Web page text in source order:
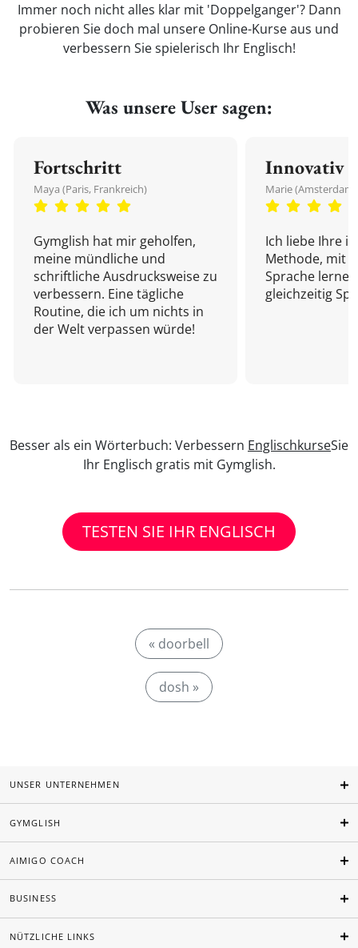
Immer noch nicht alles klar mit 'Doppelganger'? Dann
probieren Sie doch mal unsere Online-Kurse aus und
verbessern Sie spielerisch Ihr Englisch!
Was unsere User sagen:
Fortschritt
Maya (Paris, Frankreich)
Gymglish hat mir geholfen,
meine mündliche und
schriftliche Ausdrucksweise zu
verbessern. Eine tägliche
Routine, die ich um nichts in
der Welt verpassen würde!
Innovativ
Marie
Ich liebe Ihre
Methode, mit
Sprache
gleichzeitig
Besser als ein Wörterbuch: Verbessern EnglischkurseSie
Ihr Englisch gratis mit Gymglish.
TESTEN SIE IHR ENGLISCH
« doorbell
dosh »
UNSER UNTERNEHMEN
GYMGLISH
AIMIGO COACH
BUSINESS
NÜTZLICHE LINKS